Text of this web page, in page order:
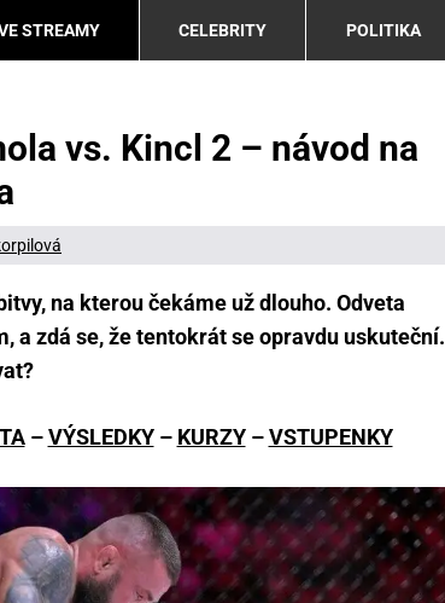
STREAMY CELEBRITY POLITIKA
vs. Kincl 2 – návod na
na kterou čekáme už dlouho. Odveta
a zdá se, že tentokrát se opravdu uskuteční.
–VÝSLEDKY– KURZY–VSTUPENKY